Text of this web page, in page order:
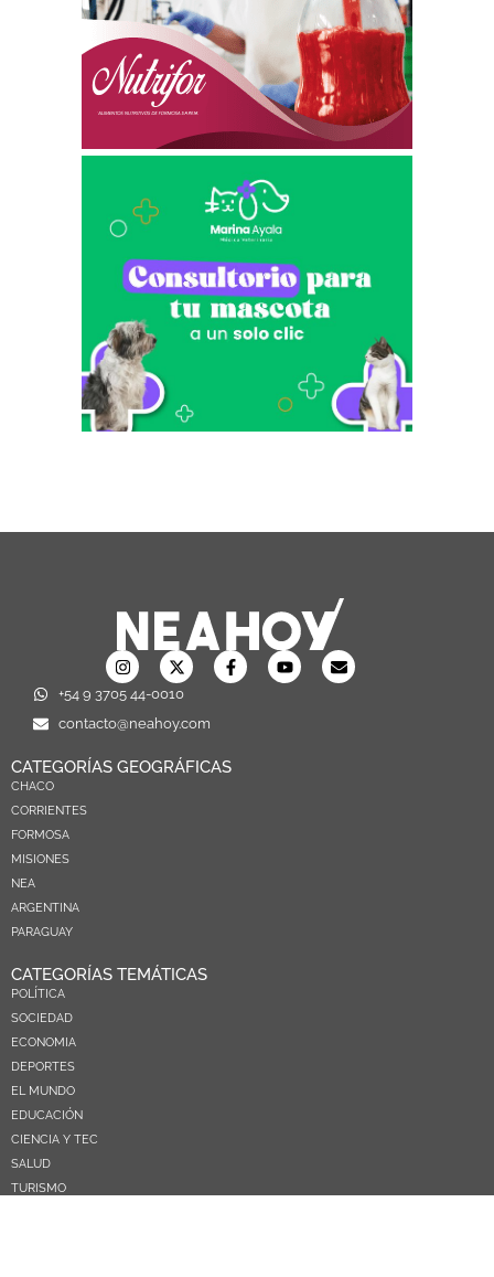
+54 9 3705 44-0010
contacto@neahoy.com
CATEGORÍAS GEOGRÁFICAS
CHACO
CORRIENTES
FORMOSA
MISIONES
NEA
ARGENTINA
PARAGUAY
CATEGORÍAS TEMÁTICAS
POLÍTICA
SOCIEDAD
ECONOMIA
DEPORTES
EL MUNDO
EDUCACIÓN
CIENCIA Y TEC
SALUD
TURISMO